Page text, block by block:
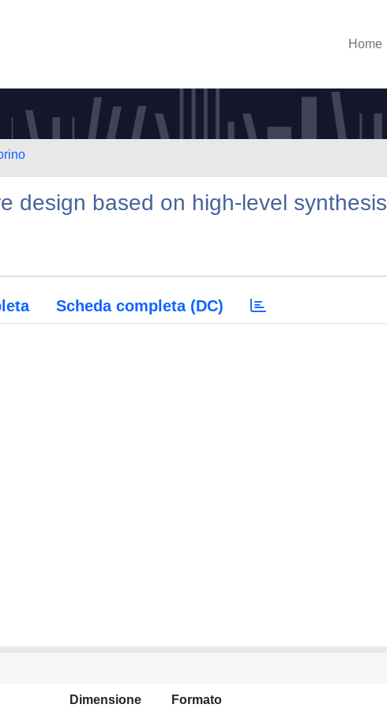
Home
design based on high-level synthesis
Scheda completa (DC)
Dimensione Formato